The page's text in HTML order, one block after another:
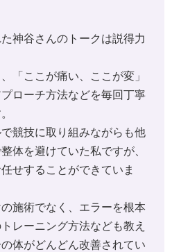
神谷さんのトークは説得力
「ここが痛い、ここが変」
ローチ方法などを毎回丁寧
競技に取り組みながらも他
体を避けていた私ですが、
せすることができていま
施術でなく、エラーを根本
レーニング方法なども教え
体がどんどん改善されてい